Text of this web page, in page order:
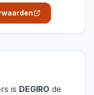
is DEGIRO de